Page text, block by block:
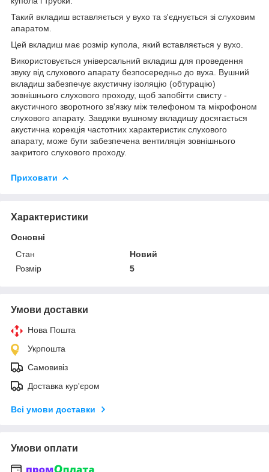
Такий вкладиш вставляється у вухо та з'єднується зі слуховим
апаратом.
Цей вкладиш має розмір купола, який вставляється у вухо.
Використовується універсальний вкладиш для проведення
звуку від слухового апарату безпосередньо до вуха. Вушний
вкладиш забезпечує акустичну ізоляцію (обтурацію)
зовнішнього слухового проходу, щоб запобігти свисту -
акустичного зворотного зв'язку між телефоном та мікрофоном
слухового апарату. Завдяки вушному вкладишу досягається
акустична корекція частотних характеристик слухового
апарату, може бути забезпечена вентиляція зовнішнього
закритого слухового проходу.
Приховати
Характеристики
Основні
Стан
Новий
Розмір
5
Умови доставки
Нова Пошта
Укрпошта
Самовивіз
Доставка кур'єром
Всі умови доставки
Умови оплати